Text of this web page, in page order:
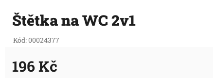
Štětka na WC 2v1
Kód:00024377
196 Kč